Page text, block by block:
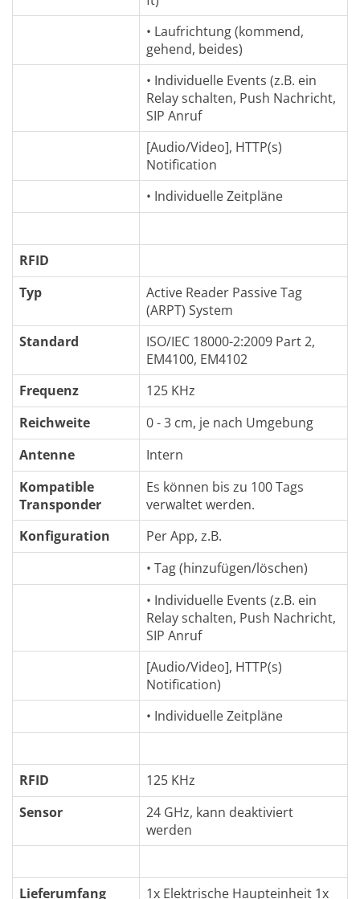
• Laufrichtung (kommend,
gehend, beides)
• Individuelle Events (z.B. ein
Relay schalten, Push Nachricht,
SIP Anruf
[Audio/Video], HTTP(s)
Notification
• Individuelle Zeitpläne
RFID
Typ
Active Reader Passive Tag
(ARPT) System
Standard
ISO/IEC 18000-2:2009 Part 2,
EM4100, EM4102
Frequenz
125 KHz
Reichweite
0 - 3 cm, je nach Umgebung
Antenne
Intern
Kompatible
Transponder
Es können bis zu 100 Tags
verwaltet werden.
Konfiguration
Per App, z.B.
• Tag (hinzufügen/löschen)
• Individuelle Events (z.B. ein
Relay schalten, Push Nachricht,
SIP Anruf
[Audio/Video], HTTP(s)
Notification)
• Individuelle Zeitpläne
RFID
125 KHz
Sensor
24 GHz, kann deaktiviert
werden
Lieferumfang
1x Elektrische Haupteinheit 1x